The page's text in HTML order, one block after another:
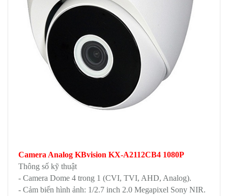
Camera Analog KBvision KX-A2112CB4 1080P
Thông số kỹ thuật
- Camera Dome 4 trong 1 (CVI, TVI, AHD, Analog).
- Cảm biến hình ảnh: 1/2.7 inch 2.0 Megapixel Sony NIR.